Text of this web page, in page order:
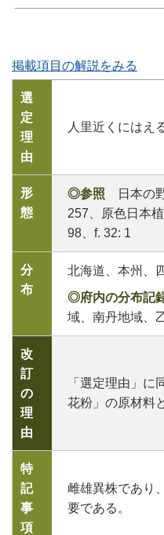
掲載項目の解説をみる
選
定
理
由
人里近くにはえ
形
態
◎参照 日本の
257、原色日本
98、f. 32: 1
分
布
北海道、本州、
◎府内の分布記
域、南丹地域、
改
訂
の
理
由
「選定理由」に
花粉」の原材料
特
記
事
項
雌雄異株であり
要である。